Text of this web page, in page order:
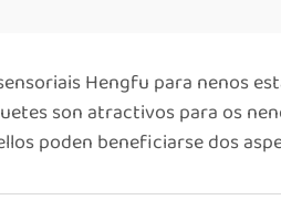
Hengfu para nenos
son atractivos para os
poden beneficiarse dos